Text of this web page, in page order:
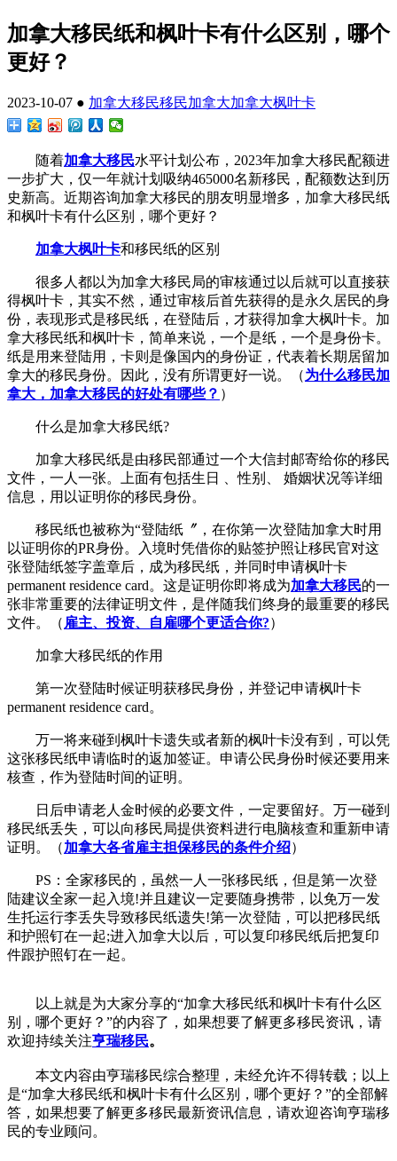
加拿大移民纸和枫叶卡有什么区别，哪个
更好？
2023-10-07 ● 加拿大移民移民加拿大加拿大枫叶卡
随着加拿大移民水平计划公布，2023年加拿大移民配额进
一步扩大，仅一年就计划吸纳465000名新移民，配额数达到历
史新高。近期咨询加拿大移民的朋友明显增多，加拿大移民纸
和枫叶卡有什么区别，哪个更好？
加拿大枫叶卡和移民纸的区别
很多人都以为加拿大移民局的审核通过以后就可以直接获
得枫叶卡，其实不然，通过审核后首先获得的是永久居民的身
份，表现形式是移民纸，在登陆后，才获得加拿大枫叶卡。加
拿大移民纸和枫叶卡，简单来说，一个是纸，一个是身份卡。
纸是用来登陆用，卡则是像国内的身份证，代表着长期居留加
拿大的移民身份。因此，没有所谓更好一说。（为什么移民加
拿大，加拿大移民的好处有哪些？ ）
什么是加拿大移民纸?
加拿大移民纸是由移民部通过一个大信封邮寄给你的移民
文件，一人一张。上面有包括生日 、性别、 婚姻状况等详细
信息，用以证明你的移民身份。
移民纸也被称为“登陆纸〞，在你第一次登陆加拿大时用
以证明你的PR身份。入境时凭借你的贴签护照让移民官对这
张登陆纸签字盖章后，成为移民纸，并同时申请枫叶卡
permanent residence card。这是证明你即将成为加拿大移民的一
张非常重要的法律证明文件，是伴随我们终身的最重要的移民
文件。（ 雇主、投资、自雇哪个更适合你?）
加拿大移民纸的作用
第一次登陆时候证明获移民身份，并登记申请枫叶卡
permanent residence card。
万一将来碰到枫叶卡遗失或者新的枫叶卡没有到，可以凭
这张移民纸申请临时的返加签证。申请公民身份时候还要用来
核查，作为登陆时间的证明。
日后申请老人金时候的必要文件，一定要留好。万一碰到
移民纸丢失，可以向移民局提供资料进行电脑核查和重新申请
证明。（加拿大各省雇主担保移民的条件介绍）
PS：全家移民的，虽然一人一张移民纸，但是第一次登
陆建议全家一起入境!并且建议一定要随身携带，以免万一发
生托运行李丢失导致移民纸遗失!第一次登陆，可以把移民纸
和护照钉在一起;进入加拿大以后，可以复印移民纸后把复印
件跟护照钉在一起。
以上就是为大家分享的“加拿大移民纸和枫叶卡有什么区
别，哪个更好？”的内容了，如果想要了解更多移民资讯，请
欢迎持续关注亨瑞移民。
本文内容由亨瑞移民综合整理，未经允许不得转载；以上
是“加拿大移民纸和枫叶卡有什么区别，哪个更好？”的全部解
答，如果想要了解更多移民最新资讯信息，请欢迎咨询亨瑞移
民的专业顾问。